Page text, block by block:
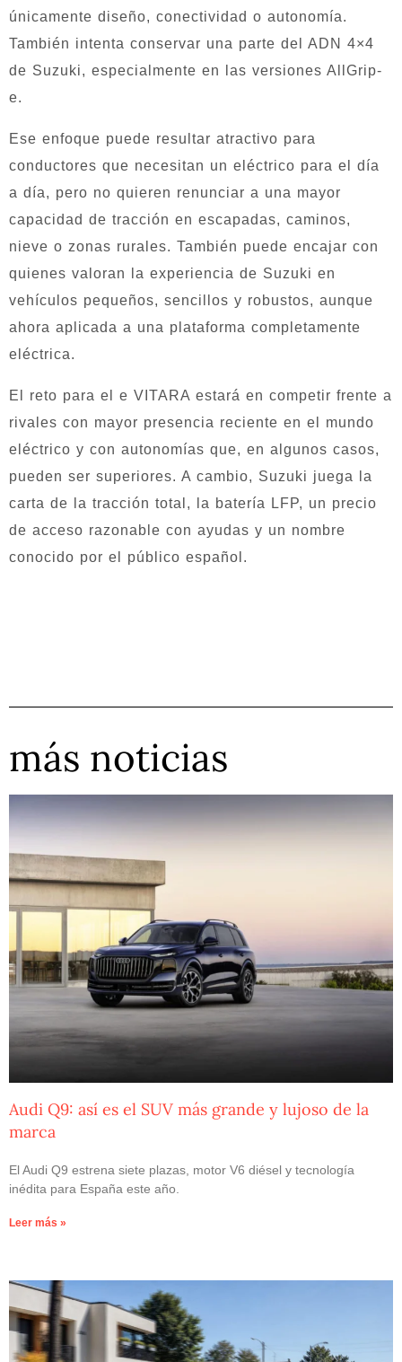
únicamente diseño, conectividad o autonomía.
También intenta conservar una parte del ADN 4×4
de Suzuki, especialmente en las versiones AllGrip-
e.
Ese enfoque puede resultar atractivo para
conductores que necesitan un eléctrico para el día
a día, pero no quieren renunciar a una mayor
capacidad de tracción en escapadas, caminos,
nieve o zonas rurales. También puede encajar con
quienes valoran la experiencia de Suzuki en
vehículos pequeños, sencillos y robustos, aunque
ahora aplicada a una plataforma completamente
eléctrica.
El reto para el e VITARA estará en competir frente a
rivales con mayor presencia reciente en el mundo
eléctrico y con autonomías que, en algunos casos,
pueden ser superiores. A cambio, Suzuki juega la
carta de la tracción total, la batería LFP, un precio
de acceso razonable con ayudas y un nombre
conocido por el público español.
más noticias
Audi Q9: así es el SUV más grande y lujoso de la
marca
El Audi Q9 estrena siete plazas, motor V6 diésel y tecnología
inédita para España este año.
Leer más »